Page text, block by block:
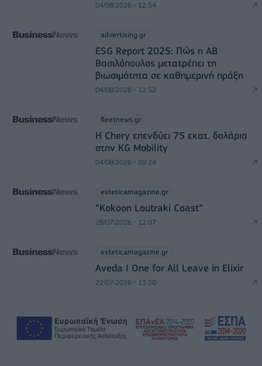
04/08/2026 - 12:54
advertising.gr
ESG Report 2025: Πώς η ΑΒ
Βασιλόπουλος μετατρέπει τη
βιωσιμότητα σε καθημερινή πράξη
04/08/2026 - 12:52
fleetnews.gr
Η Chery επενδύει 75 εκατ. δολάρια
στην KG Mobility
04/08/2026 - 09:24
esteticamagazine.gr
“Kokoon Loutraki Coast”
28/07/2026 - 12:07
esteticamagazine.gr
Aveda I One for All Leave in Elixir
22/07/2026 - 13:20